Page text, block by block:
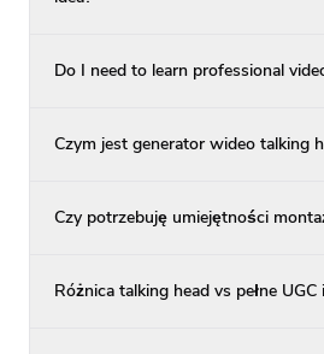
Do I need to learn professional
Czym jest generator wideo talking
Czy potrzebuję umiejętności
Różnica talking head vs pełne UGC